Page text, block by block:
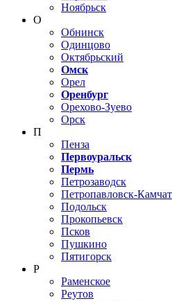
Ноябрьск
О
Обнинск
Одинцово
Октябрьский
Омск
Орел
Оренбург
Орехово-Зуево
Орск
П
Пенза
Первоуральск
Пермь
Петрозаводск
Петропавловск-
Подольск
Прокопьевск
Псков
Пушкино
Пятигорск
Р
Раменское
Реутов